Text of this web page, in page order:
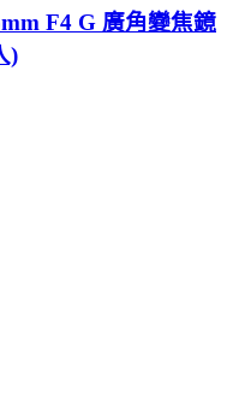
F4 G 廣角變焦鏡
)